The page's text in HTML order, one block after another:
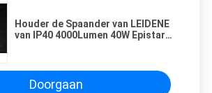
Houder de Spaander van LEIDENE
van IP40 4000Lumen 40W Epistar
Doorgaan